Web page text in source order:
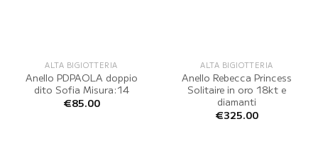
ALTA BIGIOTTERIA
Anello PDPAOLA doppio
dito Sofia Misura:14
€85.00
ALTA BIGIOTTERIA
Anello Rebecca Princess
Solitaire in oro 18kt e
diamanti
€325.00